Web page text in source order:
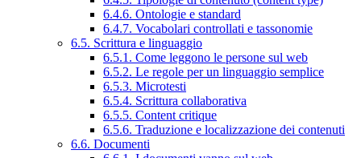
6.4.6. Ontologie e standard
6.4.7. Vocabolari controllati e tassonomie
6.5. Scrittura e linguaggio
6.5.1. Come leggono le persone sul web
6.5.2. Le regole per un linguaggio semplice
6.5.3. Microtesti
6.5.4. Scrittura collaborativa
6.5.5. Content critique
6.5.6. Traduzione e localizzazione dei contenuti
6.6. Documenti